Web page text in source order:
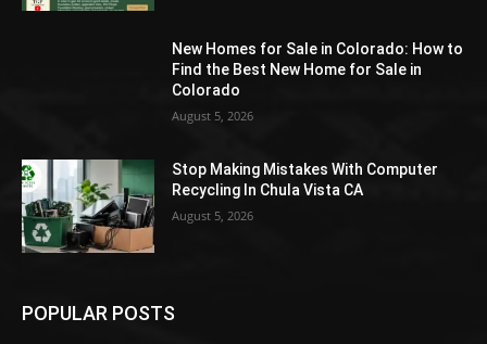
New Homes for Sale in Colorado: How to
Find the Best New Home for Sale in
Colorado
August 5, 2026
Stop Making Mistakes With Computer
Recycling In Chula Vista CA
August 5, 2026
POPULAR POSTS